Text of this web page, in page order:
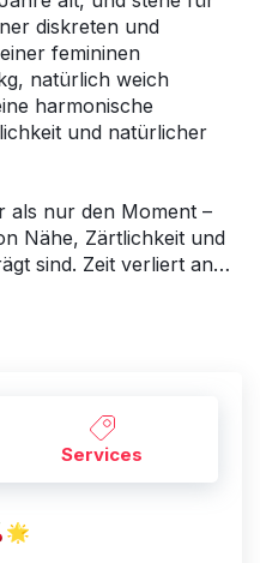
diskreten und
femininen
natürlich weich
harmonische
und natürlicher
als nur den Moment –
Nähe, Zärtlichkeit und
sind. Zeit verliert an
lassen kann und
du ein stilvoller Mann
weiß und Wert
werden wir uns auf
und tauche ein in
Services